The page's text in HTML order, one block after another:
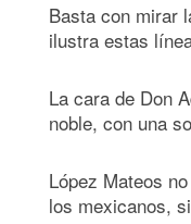
Basta con mirar
ilustra estas
La cara de Don
noble, con una
López Mateos
los mexicanos,